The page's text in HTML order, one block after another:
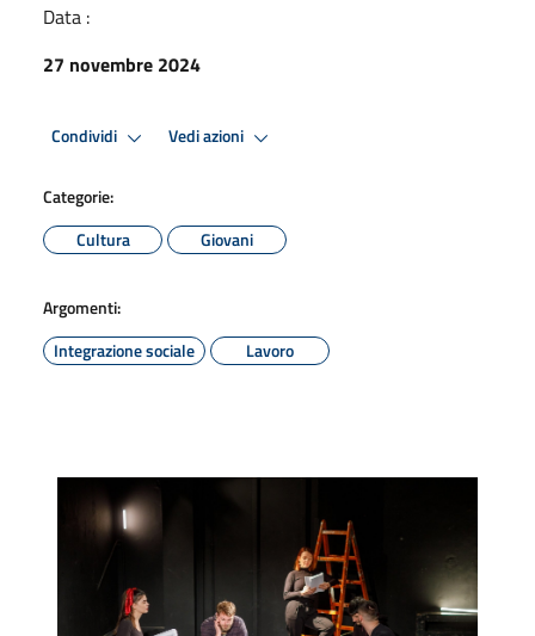
Data :
27 novembre 2024
Condividi Vedi azioni
Categorie:
Cultura
Giovani
Argomenti:
Integrazione sociale
Lavoro